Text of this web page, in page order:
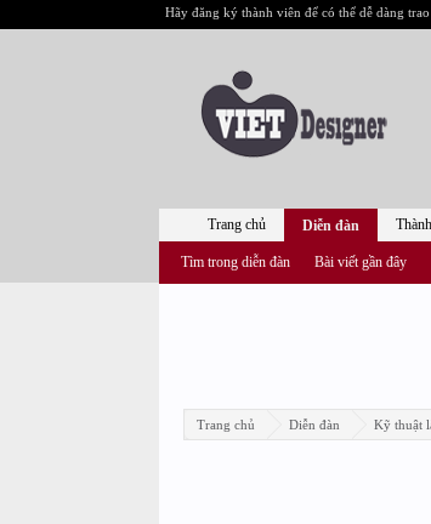
Hãy đăng ký thành viên để có thể dễ dàng
Trang chủ Diễn đàn Kỹ thuật
Trang chủ Diễn đàn
Tìm trong diễn đàn Bài viết gần đây